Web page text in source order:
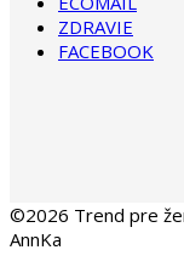
ZDRAVIE
FACEBOOK
©2026 Trend pre
AnnKa